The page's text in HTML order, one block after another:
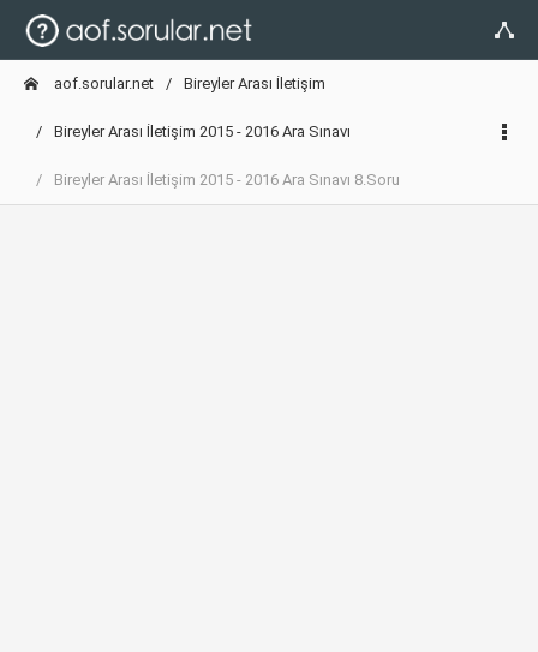
aof.sorular.net Bireyler Arası İletişim
Bireyler Arası İletişim 2015 - 2016 Ara Sınavı
Bireyler Arası İletişim 2015 - 2016 Ara Sınavı 8.Soru